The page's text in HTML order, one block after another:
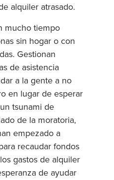
alquiler atrasado.
mucho tiempo
sin hogar o con
Gestionan
de asistencia
a la gente a no
en lugar de esperar
tsunami de
de la moratoria,
empezado a
recaudar fondos
gastos de alquiler
de ayudar